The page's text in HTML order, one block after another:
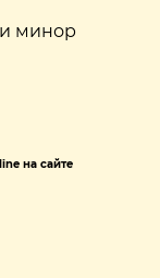
минор
на сайте